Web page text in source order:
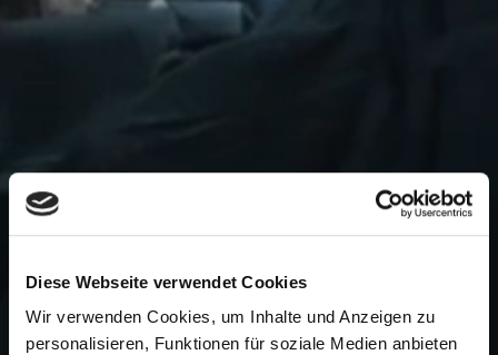
Diese Webseite verwendet Cookies
Wir verwenden Cookies, um Inhalte und Anzeigen zu
personalisieren, Funktionen für soziale Medien anbieten